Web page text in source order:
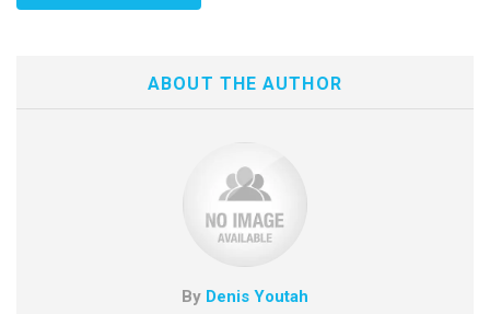
ABOUT THE AUTHOR
By Denis Youtah